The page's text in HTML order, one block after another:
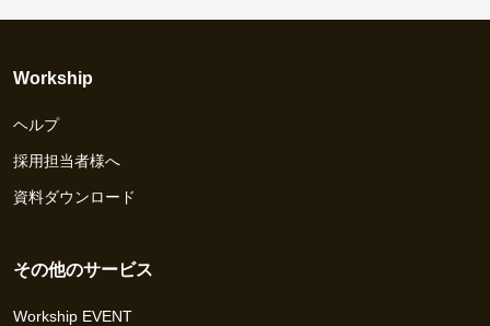
Workship
ヘルプ
採用担当者様へ
資料ダウンロード
その他のサービス
Workship EVENT